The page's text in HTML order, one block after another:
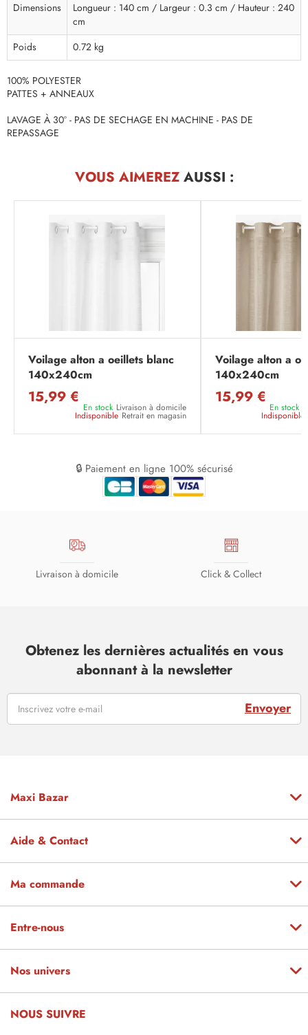
Dimensions
Longueur : 140 cm / Largeur : 0.3 cm / Hauteur : 240
cm
Poids
0.72 kg
100% POLYESTER
PATTES + ANNEAUX
LAVAGE À 30° - PAS DE SECHAGE EN MACHINE - PAS DE
REPASSAGE
VOUS AIMEREZAUSSI :
Voilage alton a oeillets blanc
140x240cm
15,99 €
En stock Livraison à domicile
Indisponible Retrait en magasin
Voilage alton a
140x240cm
15,99 €
En stock
Indisponible
🔒 Paiement en ligne 100% sécurisé
Livraison à domicile Click & Collect
Obtenez les dernières actualités en vous
abonnant à la newsletter
Envoyer
Maxi Bazar
Aide & Contact
Ma commande
Entre-nous
Nos univers
NOUS SUIVRE